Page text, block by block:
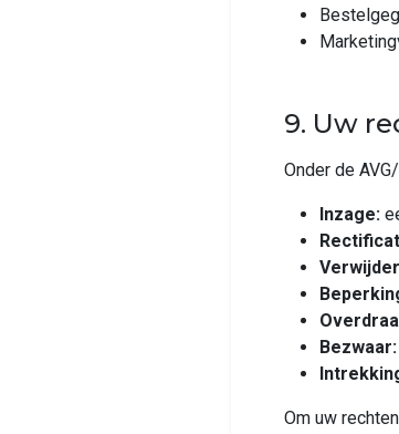
9. Uw
Onder de
Inzage:
Bezwaar:
Om uw